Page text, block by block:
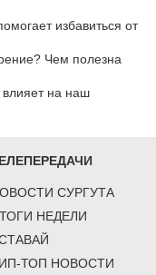
избавиться от
Чем полезна
на наш
СУРГУТА
НЕДЕЛИ
ТОП НОВОСТИ